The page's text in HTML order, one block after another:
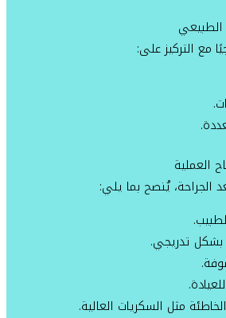
الطبيعي
مع التركيز على:
العملية
الجراحة، يُنصح بما يلي:
بشكل تدريجي.
مثل السكريات العالية.